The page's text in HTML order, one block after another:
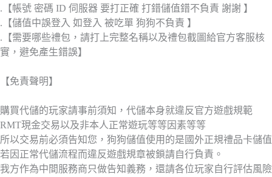
.【帳號 密碼 ID 伺服器 要打正確 打錯儲值錯不負責 謝謝 】
.【儲值中誤登入 如登入 被吃單 狗狗不負責 】
.【需要哪些禮包，請打上完整名稱以及禮包截圖給官方客服核
實，避免產生錯誤】
【免責聲明】
購買代儲的玩家請事前須知，代儲本身就違反官方遊戲規範
RMT現金交易以及非本人正常遊玩等等因素等等
所以交易前必須告知您，狗狗儲值使用的是國外正規禮品卡儲值
若因正常代儲流程而違反遊戲規章被鎖請自行負責。
我方作為中間服務商只做告知義務，還請各位玩家自行評估風險